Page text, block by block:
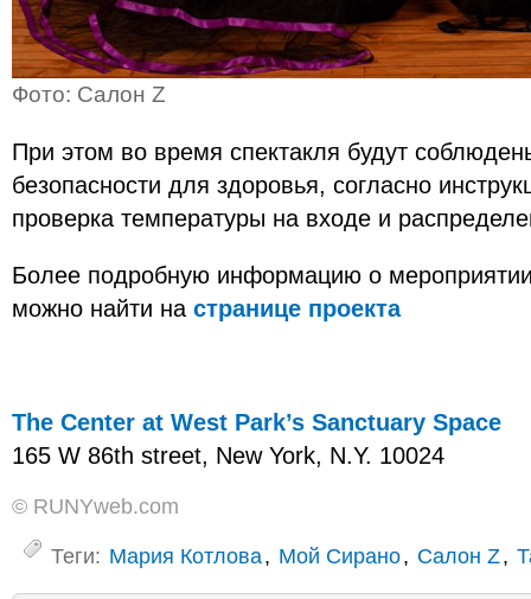
Фото: Салон Z
При этом во время спектакля будут
безопасности для здоровья, согласно
проверка температуры на входе и
Более подробную информацию о
можно найти на странице проекта
The Center at West Park’s Sanctuary Space
165 W 86th street, New York, N.Y. 10024
© RUNYweb.com
Теги: Мария Котлова, Мой Сирано, Салон Z,